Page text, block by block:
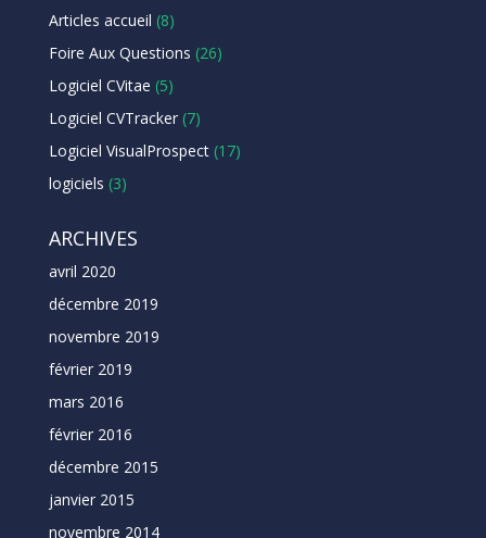
Articles accueil (8)
Foire Aux Questions (26)
Logiciel CVitae (5)
Logiciel CVTracker(7)
Logiciel VisualProspect(17)
logiciels (3)
ARCHIVES
avril 2020
décembre 2019
novembre 2019
février 2019
mars 2016
février 2016
décembre 2015
janvier 2015
novembre 2014